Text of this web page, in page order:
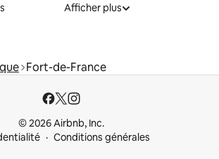
Afficher plus
Fort-de-France
© 2026 Airbnb, Inc.
Conditions générales